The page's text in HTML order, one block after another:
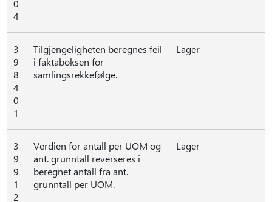
0
4
3
9
8
4
0
1
Tilgjengeligheten beregnes feil
i faktaboksen for
samlingsrekkefølge.
Lager
3
9
9
1
2
Verdien for antall per UOM og
ant. grunntall reverseres i
beregnet antall fra ant.
grunntall per UOM.
Lager